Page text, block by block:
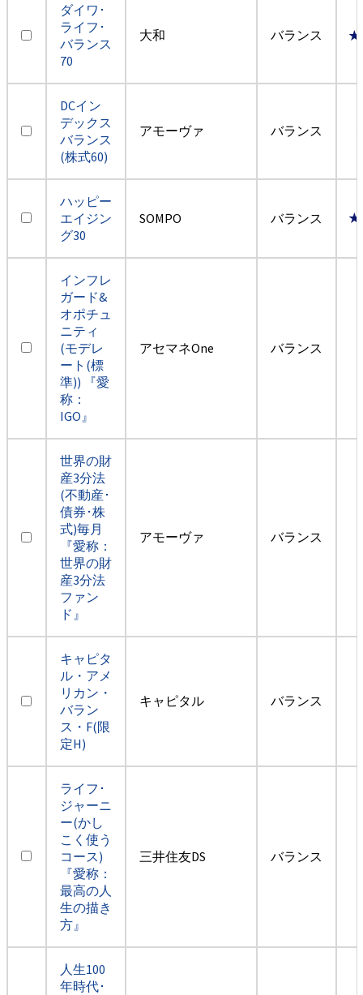
ダイワ･
ライフ･
バランス
70
大和 バランス
DCイン
デックス
バランス
(株式60)
アモーヴァ バランス
ハッピー
エイジン
グ30
SOMPO バランス
インフレ
ガード&
オポチュ
ニティ
(モデレ
ート(標
準)) 『愛
称：
IGO』
アセマネOne バランス
世界の財
産3分法
(不動産･
債券･株
式)毎月
『愛称：
世界の財
産3分法
ファン
ド』
アモーヴァ バランス
キャピタ
ル・アメ
リカン・
バラン
ス・F(限
定H)
キャピタル バランス
ライフ･
ジャーニ
ー(かし
こく使う
コース)
『愛称：
最高の人
生の描き
方』
三井住友DS バランス
人生100
年時代･